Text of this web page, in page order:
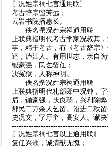
〖况姓宗祠七言通用联〗
考古辞宗留芳远；
云岩书院播惠长。
——佚名撰况姓宗祠通用联
上联典指明代考古学家况叔其
事，精于考古，有《考古辞宗
逵，庐江人。有用世志，亲自
锄豪强，民乞留任；
决冤狱，人称神明。
——佚名撰况姓宗祠通用联
上联典指明代礼部郎中况钟，
后，锄豪强，扶良弱，兴利除
郡民二万余人乞留。诏进二秩
史况文，字厅奎，高安人。谳决
〖况姓宗祠七言以上通用联〗
复任兴歌，诚清献无愧；